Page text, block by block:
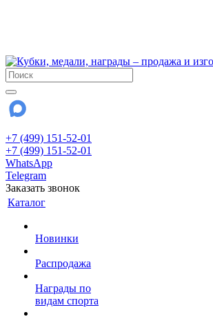
+7 (499) 151-52-01
+7 (499) 151-52-01
WhatsApp
Telegram
Заказать звонок
Каталог
Новинки
Распродажа
Награды по
видам спорта